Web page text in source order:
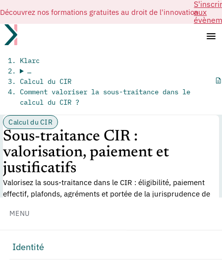
Découvrez nos formations gratuites au droit de l'innovationaux
MENU
Identité
Klarc
…
Calcul du CIR
Comment valoriser la sous-traitance dans le
calcul du CIR ?
Calcul du CIR
Sous-traitance CIR :
valorisation, paiement et
justificatifs
Valorisez la sous-traitance dans le CIR : éligibilité, paiement
effectif, plafonds, agréments et portée de la jurisprudence de